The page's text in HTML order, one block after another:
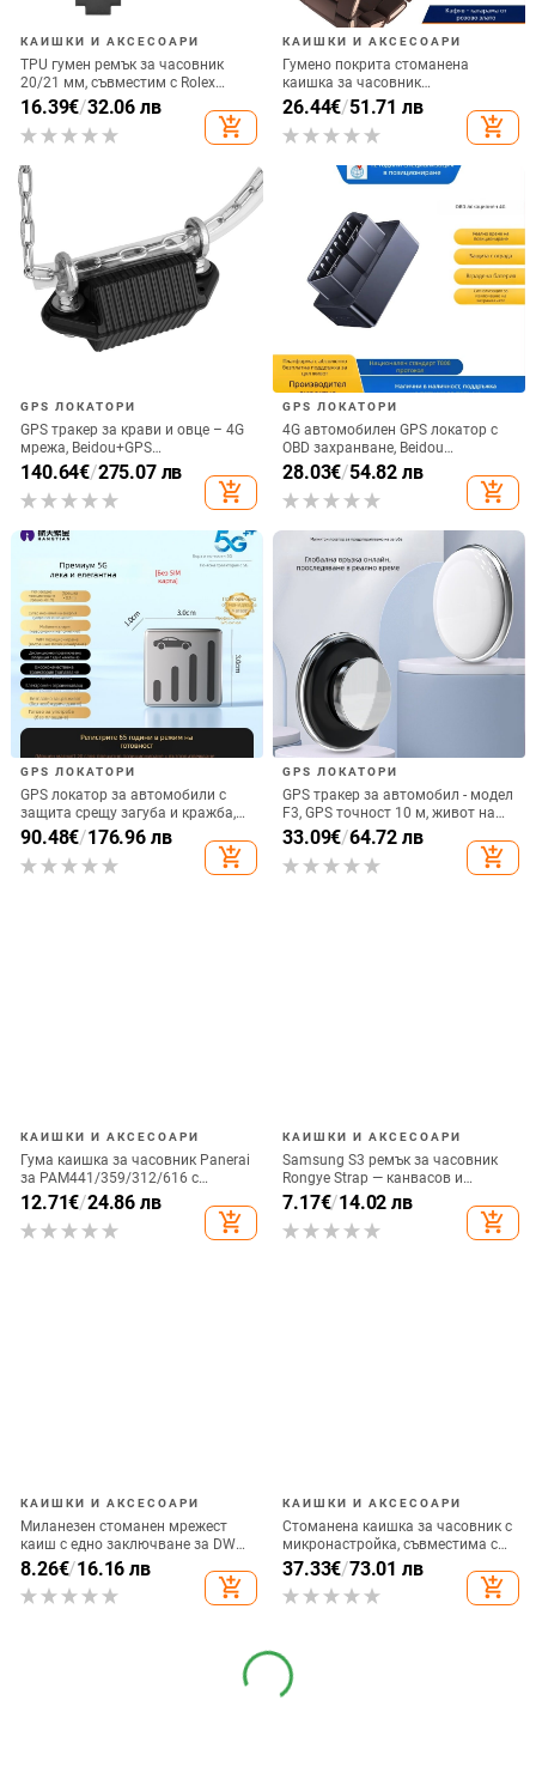
КАИШКИ И АКСЕСОАРИ
TPU гумен ремък за часовник
20/21 мм, съвместим с Rolex
Daytona Yacht-Master, мъжки
16.39€/32.06 лв
add_shopping_cart
КАИШКИ И АКСЕСОАРИ
Гумено покрита стоманена
каишка за часовник
AR5889/5890/5905/5920, 20/23
мм, унисекс
26.44€/51.71 лв
add_shopping_cart
GPS ЛОКАТОРИ
GPS тракер за крави и овце – 4G
мрежа, Beidou+GPS
позициониране, IP68
водоустойчив, аларма за ограда,
дълъг живот на батерията
140.64€/275.07 лв
add_shopping_cart
GPS ЛОКАТОРИ
4G автомобилен GPS локатор с
OBD захранване, Beidou
позициониране, Model D9,
антикрадешки тракер с аларми
за вибрация, загуба на
скорост
28.03€/54.82 лв
add_shopping_cart
GPS ЛОКАТОРИ
GPS локатор за автомобили с
защита срещу загуба и кражба,
проследяващо и записващо
устройство
90.48€/176.96 лв
add_shopping_cart
GPS ЛОКАТОРИ
GPS тракер за автомобил - модел
F3, GPS точност 10 м, живот на
батерията 180 дни,
водоустойчив, AMAP и Google
карти
33.09€/64.72 лв
add_shopping_cart
КАИШКИ И АКСЕСОАРИ
Гума каишка за часовник Panerai
за PAM441/359/312/616 с
катарама butterfly и pin buckle
12.71€/24.86 лв
add_shopping_cart
КАИШКИ И АКСЕСОАРИ
Samsung S3 ремък за часовник
Rongye Strap — канвасов и
нейлонов ремък с истинска
кожена част, джип текстура, стил
Fashion Commuter
7.17€/14.02 лв
add_shopping_cart
КАИШКИ И АКСЕСОАРИ
Миланезен стоманен мрежест
каиш с едно заключване за DW
Glory ES04 серия, съвместим с
часовници Samsung и Huawei
GT2
8.26€/16.16 лв
add_shopping_cart
КАИШКИ И АКСЕСОАРИ
Стоманена каишка за часовник с
микронастройка, съвместима с
Daytona и Submariner,
висококачествен петлинков
дизайн, персонализираема
37.33€/73.01 лв
add_shopping_cart